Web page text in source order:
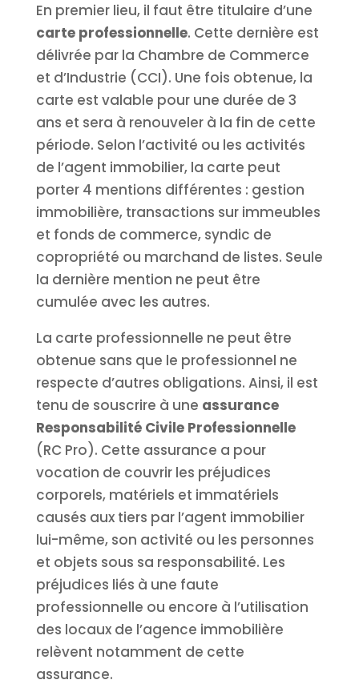
En premier lieu, il faut être titulaire d’une
carte professionnelle. Cette dernière est
délivrée par la Chambre de Commerce
et d’Industrie (CCI). Une fois obtenue, la
carte est valable pour une durée de 3
ans et sera à renouveler à la fin de cette
période. Selon l’activité ou les activités
de l’agent immobilier, la carte peut
porter 4 mentions différentes : gestion
immobilière, transactions sur immeubles
et fonds de commerce, syndic de
copropriété ou marchand de listes. Seule
la dernière mention ne peut être
cumulée avec les autres.
La carte professionnelle ne peut être
obtenue sans que le professionnel ne
respecte d’autres obligations. Ainsi, il est
tenu de souscrire à une assurance
Responsabilité Civile Professionnelle
(RC Pro). Cette assurance a pour
vocation de couvrir les préjudices
corporels, matériels et immatériels
causés aux tiers par l’agent immobilier
lui-même, son activité ou les personnes
et objets sous sa responsabilité. Les
préjudices liés à une faute
professionnelle ou encore à l’utilisation
des locaux de l’agence immobilière
relèvent notamment de cette
assurance.